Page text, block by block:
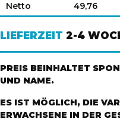
Netto
49,76
LIEFERZEIT 2-4
PREIS BEINHALTET
UND NAME.
ES IST MÖGLICH, DIE
ERWACHSENE IN DER